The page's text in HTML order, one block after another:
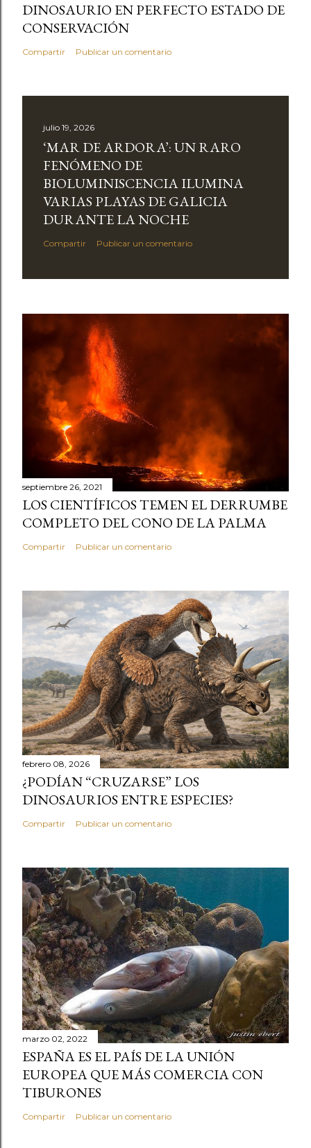
DINOSAURIO EN PERFECTO ESTADO DE
CONSERVACIÓN
Compartir Publicar un comentario
julio 19, 2026
‘MAR DE ARDORA’: UN RARO
FENÓMENO DE
BIOLUMINISCENCIA ILUMINA
VARIAS PLAYAS DE GALICIA
DURANTE LA NOCHE
Compartir Publicar un comentario
septiembre 26, 2021
LOS CIENTÍFICOS TEMEN EL DERRUMBE
COMPLETO DEL CONO DE LA PALMA
Compartir Publicar un comentario
febrero 08, 2026
¿PODÍAN “CRUZARSE” LOS
DINOSAURIOS ENTRE ESPECIES?
Compartir Publicar un comentario
marzo 02, 2022
ESPAÑA ES EL PAÍS DE LA UNIÓN
EUROPEA QUE MÁS COMERCIA CON
TIBURONES
Compartir Publicar un comentario